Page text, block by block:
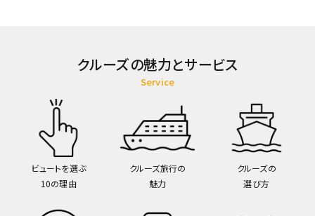
クルーズの魅力とサービス
Service
ビュートを選ぶ
10の理由
クルーズ旅行の
魅力
クルーズの
選び方